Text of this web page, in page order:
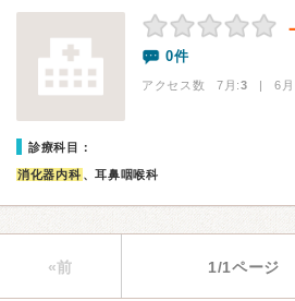
0件
アクセス数 7月:3 | 6
診療科目：
消化器内科 、耳鼻咽喉科
«前 1/1ページ